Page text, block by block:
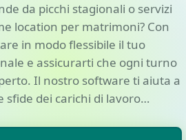
da picchi stagionali o servizi
location per matrimoni? Con
in modo flessibile il tuo
e assicurarti che ogni turno
Il nostro software ti aiuta a
sfide dei carichi di lavoro…